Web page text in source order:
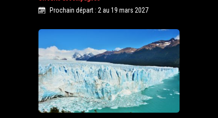
Prochain départ : 2 au 19 mars 2027